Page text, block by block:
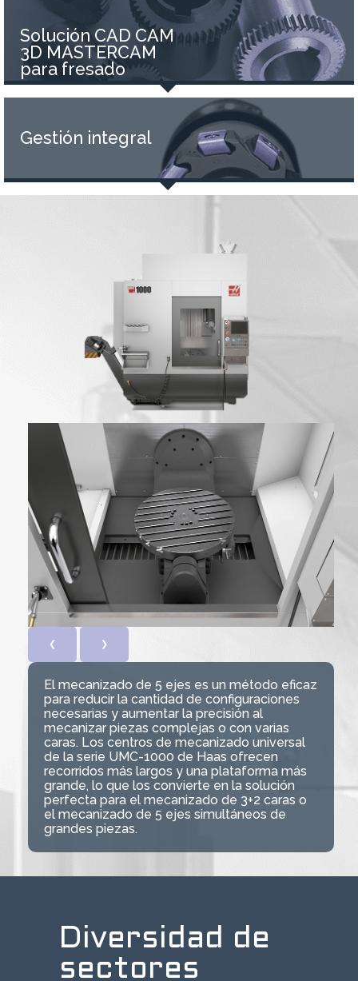
Solución CAD CAM
3D MASTERCAM
para fresado
Gestión integral
❮ ❯
El mecanizado de 5 ejes es un método eficaz
para reducir la cantidad de configuraciones
necesarias y aumentar la precisión al
mecanizar piezas complejas o con varias
caras. Los centros de mecanizado universal
de la serie UMC-1000 de Haas ofrecen
recorridos más largos y una plataforma más
grande, lo que los convierte en la solución
perfecta para el mecanizado de 3+2 caras o
el mecanizado de 5 ejes simultáneos de
grandes piezas.
Diversidad de
sectores